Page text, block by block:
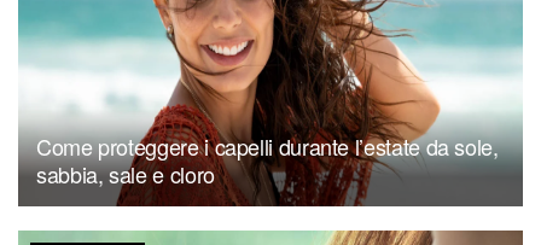
Come proteggere i capelli durante l’estate da sole,
sabbia, sale e cloro